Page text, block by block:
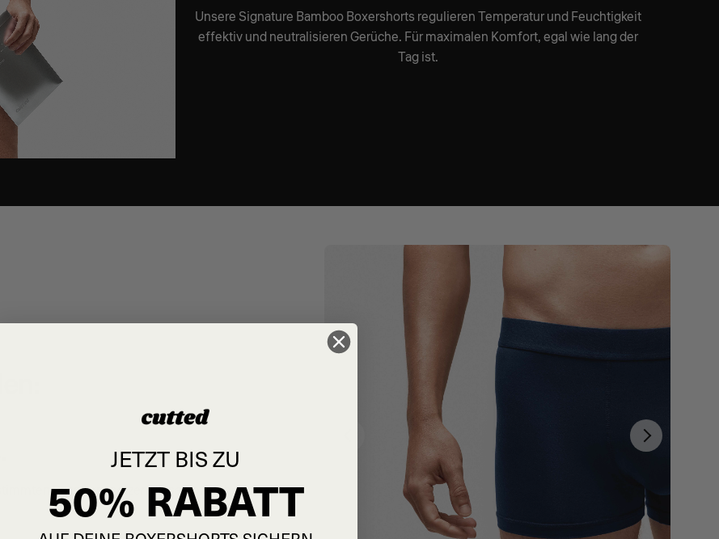
Unsere Signature Bamboo Boxershorts regulieren Temperatur und Feuchtigkeit
effektiv und neutralisieren Gerüche. Für maximalen Komfort, egal wie lang der
Tag ist.
Passform setzen diese Boxershorts neue
JETZT BIS ZU
50% RABATT